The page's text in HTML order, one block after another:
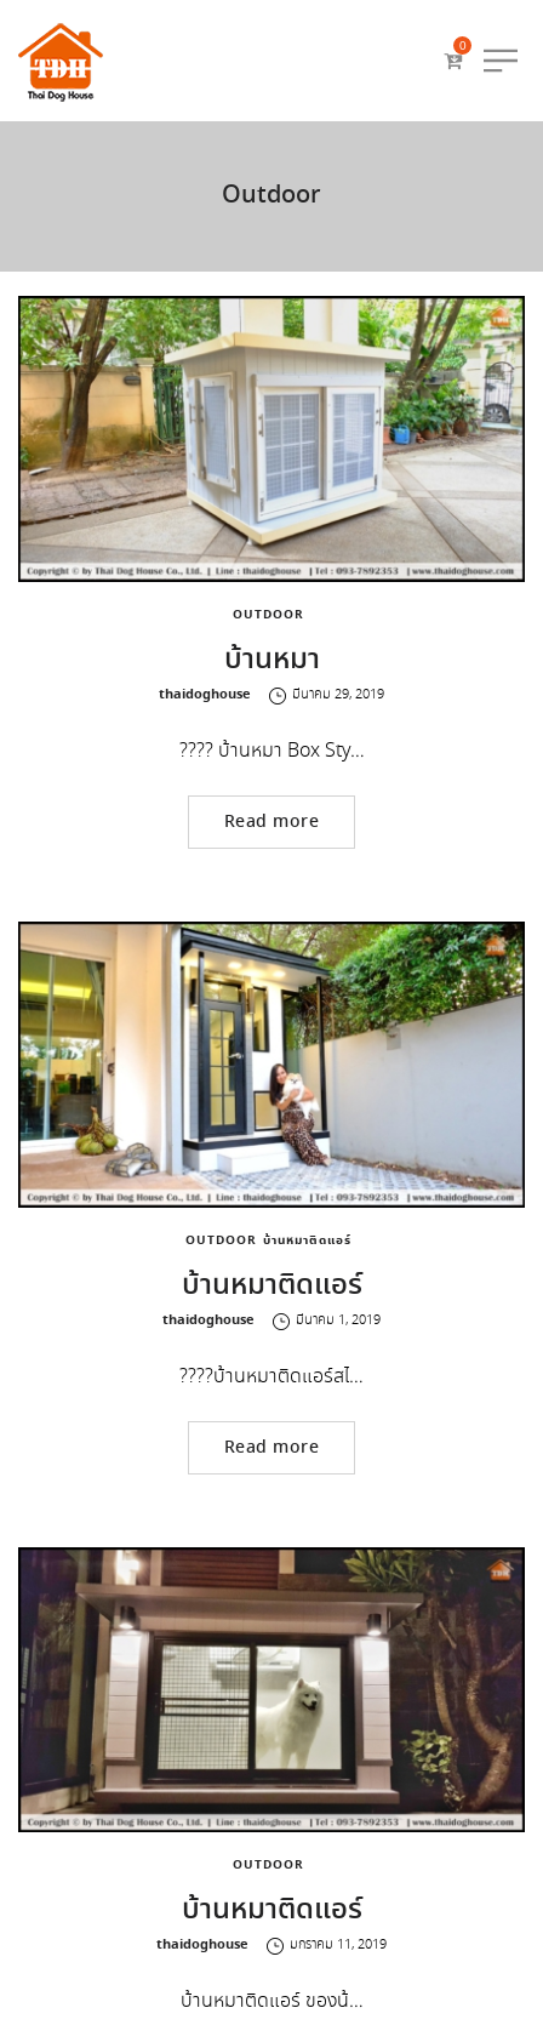
0
Outdoor
OUTDOOR
บ้านหมา
by
thaidoghouse มีนาคม 29, 2019
???? บ้านหมา Box Sty…
Read more
OUTDOOR บ้านหมาติดแอร์
บ้านหมาติดแอร์
by
thaidoghouse มีนาคม 1, 2019
????บ้านหมาติดแอร์สไ…
Read more
OUTDOOR
บ้านหมาติดแอร์
by
thaidoghouse มกราคม 11, 2019
บ้านหมาติดแอร์ ของน้…